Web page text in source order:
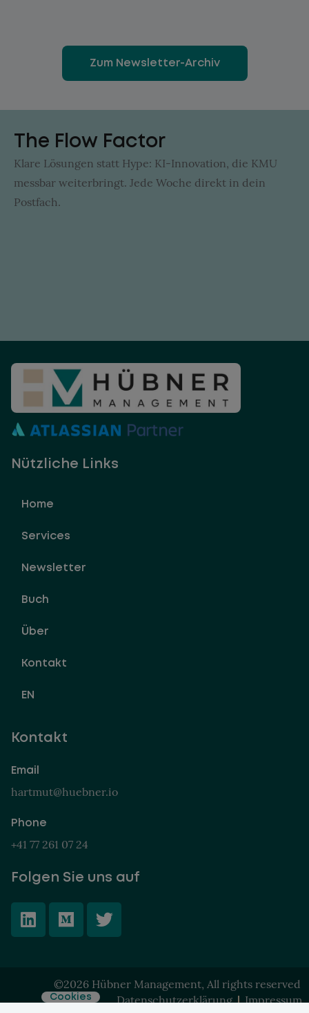
Zum Newsletter-Archiv
The Flow Factor
Klare Lösungen statt Hype: KI-Innovation, die KMU
messbar weiterbringt. Jede Woche direkt in dein
Postfach.
Nützliche Links
Home
Services
Newsletter
Buch
Über
Kontakt
EN
Kontakt
Email
hartmut@huebner.io
Phone
+41 77 261 07 24
Folgen Sie uns auf
©2026 Hübner Management, All rights reserved
Datenschutzerklärung
Impressum
Cookies